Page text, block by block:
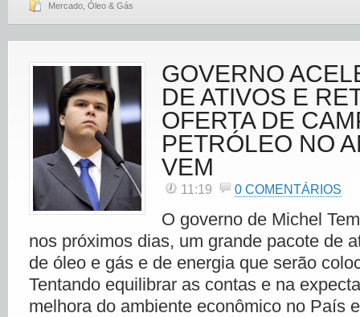
Mercado Óleo & Gás
GOVERNO
DE ATIVOS E
OFERTA DE
PETRÓLEO NO
VEM
11:19 0 COMENTÁRIOS
O governo de Michel
nos próximos dias, um grande pacote de
de óleo e gás e de energia que serão
Tentando equilibrar as contas e na
melhora do ambiente econômico no País